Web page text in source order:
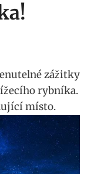
zážitky
rybníka.
místo.